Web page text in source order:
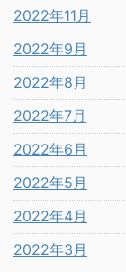
2022年11月
2022年9月
2022年8月
2022年7月
2022年6月
2022年5月
2022年4月
2022年3月